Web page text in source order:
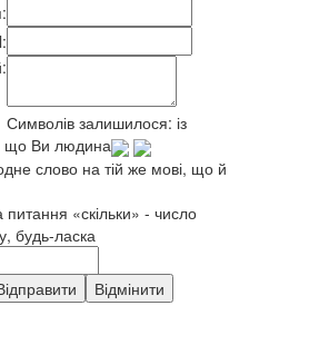
Символів залишилося: із
що Ви людина
слово на тій же мові, що й
питання «скільки» - число
будь-ласка